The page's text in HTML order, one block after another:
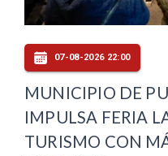
07-08-2026 22:00
MUNICIPIO DE
IMPULSA FERIA
TURISMO CON